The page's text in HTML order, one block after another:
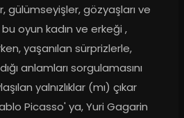
gülümseyişler, gözyaşları ve
oyun kadın ve erkeği ,
yaşanılan sürprizlerle,
anlamları sorgulamasını
yalnızlıklar (mı) çıkar
Picasso' ya, Yuri Gagarin